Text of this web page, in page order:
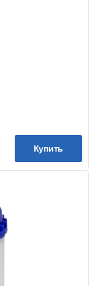
Купить